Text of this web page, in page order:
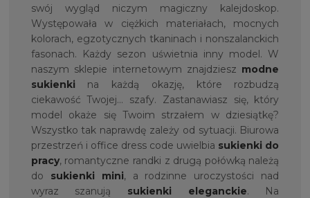
swój wygląd niczym magiczny kalejdoskop.
Występowała w ciężkich materiałach, mocnych
kolorach, egzotycznych tkaninach i nonszalanckich
fasonach. Każdy sezon uświetnia inny model. W
naszym sklepie internetowym znajdziesz modne
sukienki na każdą okazję, które rozbudzą
ciekawość Twojej… szafy. Zastanawiasz się, który
model okaże się Twoim strzałem w dziesiątkę?
Wszystko tak naprawdę zależy od sytuacji. Biurowa
przestrzeń i office dress code uwielbia sukienki do
pracy, romantyczne randki z drugą połówką należą
do sukienki mini, a rodzinne uroczystości nad
wyraz szanują sukienki eleganckie. Na